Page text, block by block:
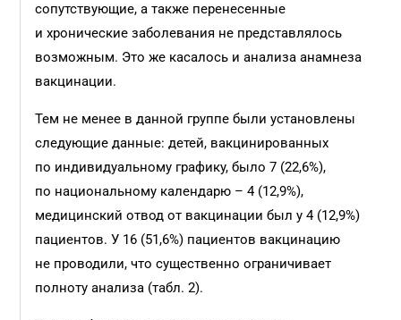
сопутствующие, а также перенесенные
и хронические заболевания не представлялось
возможным. Это же касалось и анализа анамнеза
вакцинации.
Тем не менее в данной группе были установлены
следующие данные: детей, вакцинированных
по индивидуальному графику, было 7 (22,6%),
по национальному календарю – 4 (12,9%),
медицинский отвод от вакцинации был у 4 (12,9%)
пациентов. У 16 (51,6%) пациентов вакцинацию
не проводили, что существенно ограничивает
полноту анализа (табл. 2).